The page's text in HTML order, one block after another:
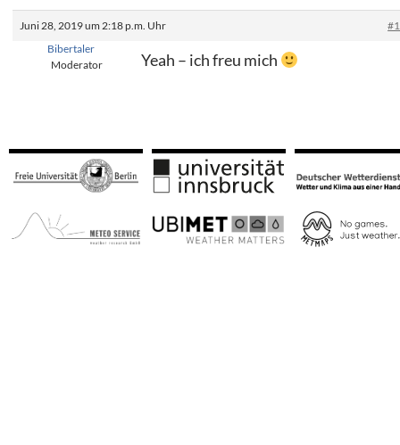
Juni 28, 2019 um 2:18 p.m. Uhr
Bibertaler
Moderator
Yeah – ich freu mich